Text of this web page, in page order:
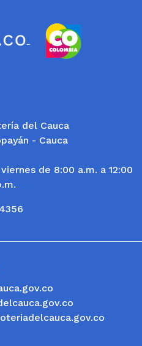
del Cauca
- Cauca
de 8:00 a.m. a 12:00